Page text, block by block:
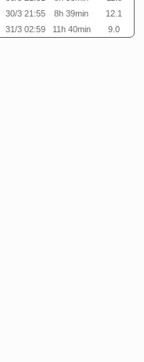
30/3 21:55 8h 39min
12.1
31/3 02:59 11h 40min 9.0